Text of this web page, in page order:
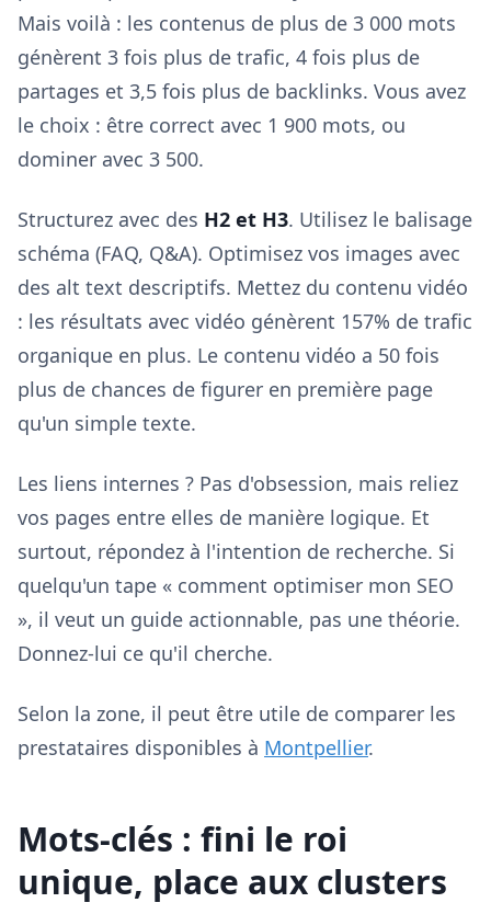
Mais voilà : les contenus de plus de 3 000 mots
génèrent 3 fois plus de trafic, 4 fois plus de
partages et 3,5 fois plus de backlinks. Vous avez
le choix : être correct avec 1 900 mots, ou
dominer avec 3 500.
Structurez avec des H2 et H3. Utilisez le balisage
schéma (FAQ, Q&A). Optimisez vos images avec
des alt text descriptifs. Mettez du contenu vidéo
: les résultats avec vidéo génèrent 157% de trafic
organique en plus. Le contenu vidéo a 50 fois
plus de chances de figurer en première page
qu'un simple texte.
Les liens internes ? Pas d'obsession, mais reliez
vos pages entre elles de manière logique. Et
surtout, répondez à l'intention de recherche. Si
quelqu'un tape « comment optimiser mon SEO
», il veut un guide actionnable, pas une théorie.
Donnez-lui ce qu'il cherche.
Selon la zone, il peut être utile de comparer les
prestataires disponibles à Montpellier.
Mots-clés : fini le roi
unique, place aux clusters